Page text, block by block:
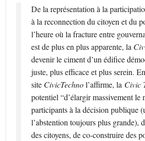
De la représentation à la
à la reconnection du citoyen et du
l’heure où la fracture entre
est de plus en plus apparente, la
devenir le ciment d’un édifice
juste, plus efficace et plus serein.
site CivicTechnol’affirme, la Civic
potentiel “d’élargir massivement le
participants à la décision publique
l’abstention toujours plus grande),
des citoyens, de co-construire des